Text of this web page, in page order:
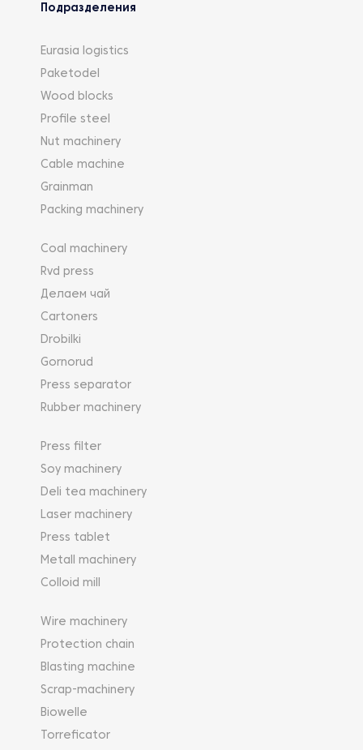
Подразделения
Eurasia logistics
Paketodel
Wood blocks
Profile steel
Nut machinery
Cable machine
Grainman
Packing machinery
Coal machinery
Rvd press
Делаем чай
Cartoners
Drobilki
Gornorud
Press separator
Rubber machinery
Press filter
Soy machinery
Deli tea machinery
Laser machinery
Press tablet
Metall machinery
Colloid mill
Wire machinery
Protection chain
Blasting machine
Scrap-machinery
Biowelle
Torreficator